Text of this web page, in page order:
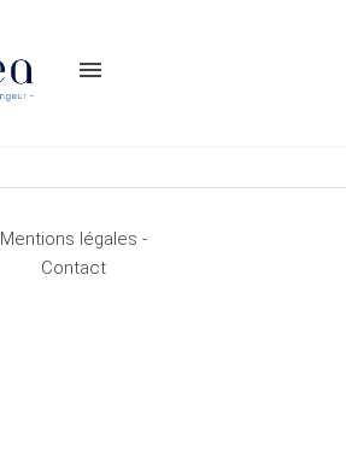
menu
Mentions légales -
Contact